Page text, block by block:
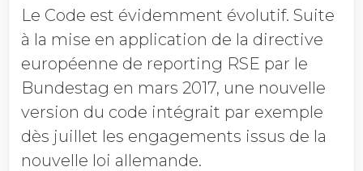
Le Code est évidemment évolutif. Suite
à la mise en application de la directive
européenne de reporting RSE par le
Bundestag en mars 2017, une nouvelle
version du code intégrait par exemple
dès juillet les engagements issus de la
nouvelle loi allemande.